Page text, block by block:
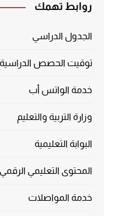
روابط تهمك
الجدول الدراسي
توقيت الحصص الدراسية
خدمة الواتس أب
وزارة التربية والتعليم
البوابة التعليمية
المحتوى التعليمي الرقمي
خدمة المواصلات